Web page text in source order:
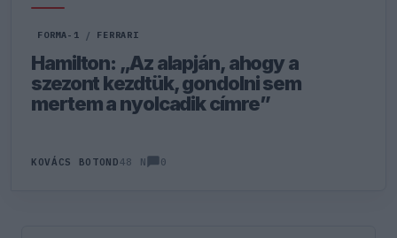
FORMA-1 / FERRARI
Hamilton: „Az alapján, ahogy a
szezont kezdtük, gondolni sem
mertem a nyolcadik címre”
KOVÁCS BOTOND48 N 0